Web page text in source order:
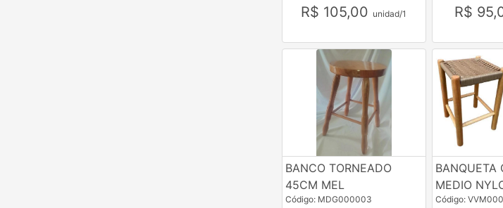
R$ 105,00 unidad/1 R$
BANCO TORNEADO
45CM MEL
Código: MDG000003
BANQUETA
MEDIO
Código: